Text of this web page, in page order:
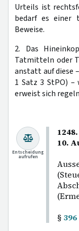
Urteils ist
bedarf es einer
Beweise.
2. Das
Tatmitteln oder
anstatt auf diese
1 Satz 3 StPO) –
erweist sich
10.
§ 396
Entscheidung
aufrufen